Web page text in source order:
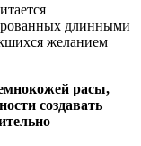
длинными
желанием
расы,
создавать